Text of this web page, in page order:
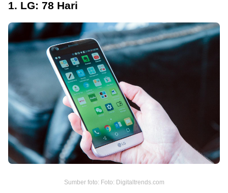
1. LG: 78 Hari
Sumber foto: Foto: Digitaltrends.com